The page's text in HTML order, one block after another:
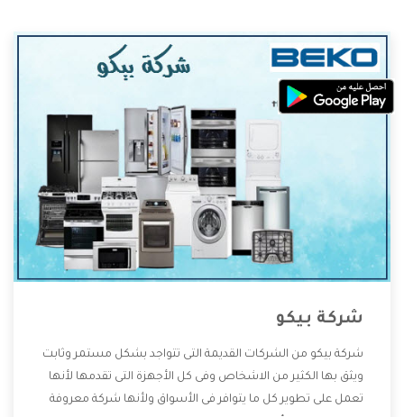
شركة بيكو
شركة بيكو من الشركات القديمة التى تتواجد بشكل مستمر وثابت
ويثق بها الكثير من الاشخاص وفى كل الأجهزة التى تقدمها لأنها
تعمل على تطوير كل ما يتوافر فى الأسواق ولأنها شركة معروفة